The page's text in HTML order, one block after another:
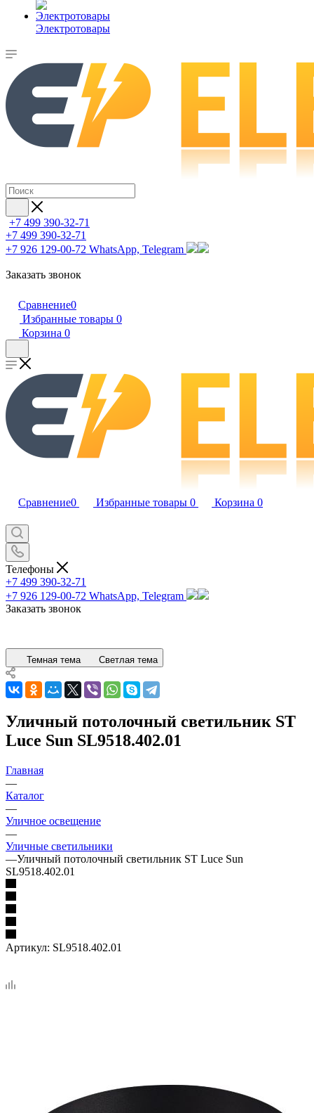
Электротовары
+7 499 390-32-71
+7 499 390-32-71
+7 926 129-00-72 WhatsApp, Telegram
Заказать звонок
Сравнение0
Избранные товары 0
Корзина 0
Сравнение0 Избранные товары 0 Корзина 0
Телефоны
+7 499 390-32-71
+7 926 129-00-72 WhatsApp, Telegram
Заказать звонок
Темная тема Светлая тема
Уличный потолочный светильник ST
Luce Sun SL9518.402.01
Главная
—
Каталог
—
Уличное освещение
—
Уличные светильники
—Уличный потолочный светильник ST Luce Sun
SL9518.402.01
Артикул: SL9518.402.01